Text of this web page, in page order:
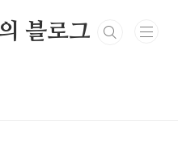
블로그